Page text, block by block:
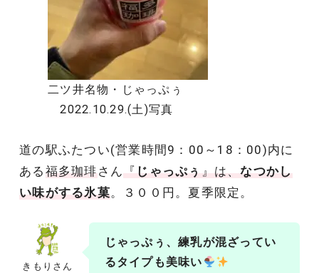
二ツ井名物・じゃっぷぅ
2022.10.29.(土)写真
道の駅ふたつい(営業時間9：00～18：00)内に
ある 福多珈琲 さん 『 じゃっぷぅ 』は、なつかし
い味がする氷菓。３００円。夏季限定。
きもりさん
じゃっぷぅ、練乳が混ざってい
るタイプも美味い